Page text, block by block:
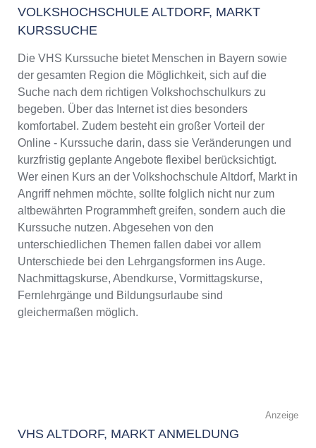
VOLKSHOCHSCHULE ALTDORF, MARKT
KURSSUCHE
Die VHS Kurssuche bietet Menschen in Bayern sowie
der gesamten Region die Möglichkeit, sich auf die
Suche nach dem richtigen Volkshochschulkurs zu
begeben. Über das Internet ist dies besonders
komfortabel. Zudem besteht ein großer Vorteil der
Online - Kurssuche darin, dass sie Veränderungen und
kurzfristig geplante Angebote flexibel berücksichtigt.
Wer einen Kurs an der Volkshochschule Altdorf, Markt in
Angriff nehmen möchte, sollte folglich nicht nur zum
altbewährten Programmheft greifen, sondern auch die
Kurssuche nutzen. Abgesehen von den
unterschiedlichen Themen fallen dabei vor allem
Unterschiede bei den Lehrgangsformen ins Auge.
Nachmittagskurse, Abendkurse, Vormittagskurse,
Fernlehrgänge und Bildungsurlaube sind
gleichermaßen möglich.
Anzeige
VHS ALTDORF, MARKT ANMELDUNG